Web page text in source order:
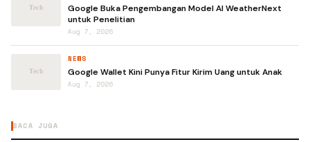
Google Buka Pengembangan Model AI WeatherNext
untuk Penelitian
Aug 7, 2026
NEWS
Google Wallet Kini Punya Fitur Kirim Uang untuk Anak
Aug 7, 2026
BACA JUGA